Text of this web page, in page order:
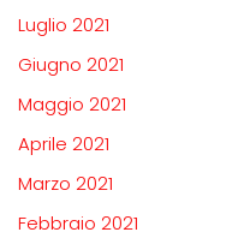
Luglio 2021
Giugno 2021
Maggio 2021
Aprile 2021
Marzo 2021
Febbraio 2021